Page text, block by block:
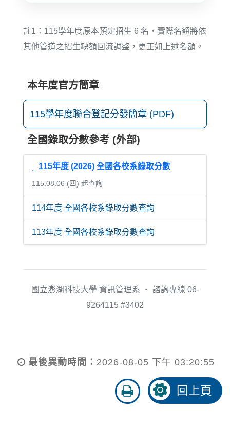
註1：115學年度原本預定招生 6 名，實際名額將依
其他管道之招生缺額回流調整，更正如上述名額。
本年度官方簡章
115學年度聯合登記分發簡章 (PDF)
全國錄取分數參考 (外部)
115年度 (2026) 全國各校系錄取分數
115.08.06 (四) 起查詢
114年度 全國各校系錄取分數查詢
113年度 全國各校系錄取分數查詢
國立澎湖科技大學 資訊管理系 ‧ 諮詢專線 06-
9264115 #3402
最後異動時間： 2026-08-05 下午 03:20:55
友
善
回上頁